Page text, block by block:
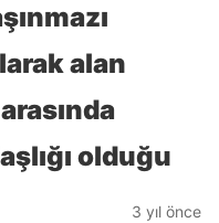
alan
olduğu
3 yıl önce